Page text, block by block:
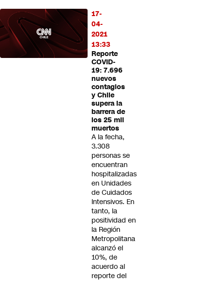
17-
04-
2021
13:33
Reporte
COVID-
19: 7.696
nuevos
contagios
y Chile
supera la
barrera de
los 25 mil
muertos
A la fecha,
3.308
personas se
encuentran
hospitalizadas
en Unidades
de Cuidados
Intensivos. En
tanto, la
positividad en
la Región
Metropolitana
alcanzó el
10%, de
acuerdo al
reporte del